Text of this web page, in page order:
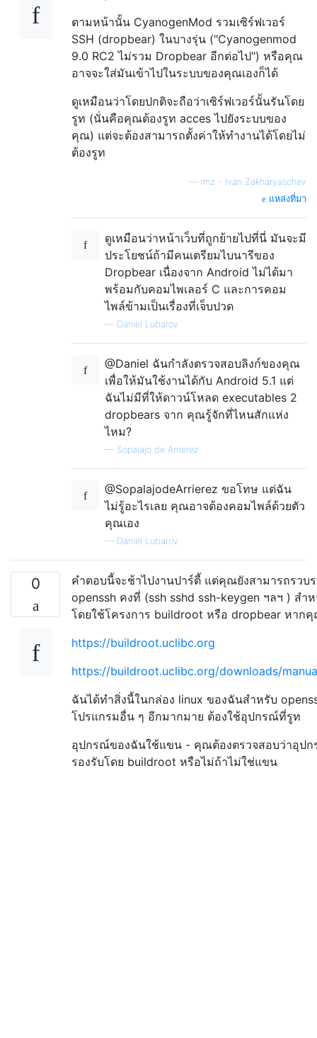
ตามหน้านั้น CyanogenMod รวมเซิร์ฟเวอร์
SSH (dropbear) ในบางรุ่น ("Cyanogenmod
9.0 RC2 ไม่รวม Dropbear อีกต่อไป") หรือคุณ
อาจจะใส่มันเข้าไปในระบบของคุณเองก็ได้
ดูเหมือนว่าโดยปกติจะถือว่าเซิร์ฟเวอร์นั้นรันโดย
รูท (นั่นคือคุณต้องรูท acces ไปยังระบบของ
คุณ) แต่จะต้องสามารถตั้งค่าให้ทำงานได้โดยไม่
ต้องรูท
imz - Ivan Zakharyaschev
แหล่งที่มา
ดูเหมือนว่าหน้าเว็บที่ถูกย้ายไปที่นี่ มันจะมี
ประโยชน์ถ้ามีคนเตรียมไบนารีของ
Dropbear เนื่องจาก Android ไม่ได้มา
พร้อมกับคอมไพเลอร์ C และการคอม
ไพล์ข้ามเป็นเรื่องที่เจ็บปวด
— Daniel Lubarov
@Daniel ฉันกำลังตรวจสอบลิงก์ของคุณ
เพื่อให้มันใช้งานได้กับ Android 5.1 แต่
ฉันไม่มีที่ให้ดาวน์โหลด executables 2
dropbears จาก คุณรู้จักที่ไหนสักแห่ง
ไหม?
— Sopalajo de Arrierez
@SopalajodeArrierez ขอโทษ แต่ฉัน
ไม่รู้อะไรเลย คุณอาจต้องคอมไพล์ด้วยตัว
คุณเอง
— Daniel Lubarov
0
คำตอบนี้จะช้าไปงานปาร์ตี้ แต่คุณยังสามารถรวบ
openssh คงที่ (ssh sshd ssh-keygen ฯลฯ ) สำ
โดยใช้โครงการ buildroot หรือ dropbear หาก
https://buildroot.uclibc.org
https://buildroot.uclibc.org/downloads/
ฉันได้ทำสิ่งนี้ในกล่อง linux ของฉันสำหรับ
โปรแกรมอื่น ๆ อีกมากมาย ต้องใช้อุปกรณ์ที่รูท
อุปกรณ์ของฉันใช้แขน - คุณต้องตรวจสอบว่าอุป
รองรับโดย buildroot หรือไม่ถ้าไม่ใช่แขน